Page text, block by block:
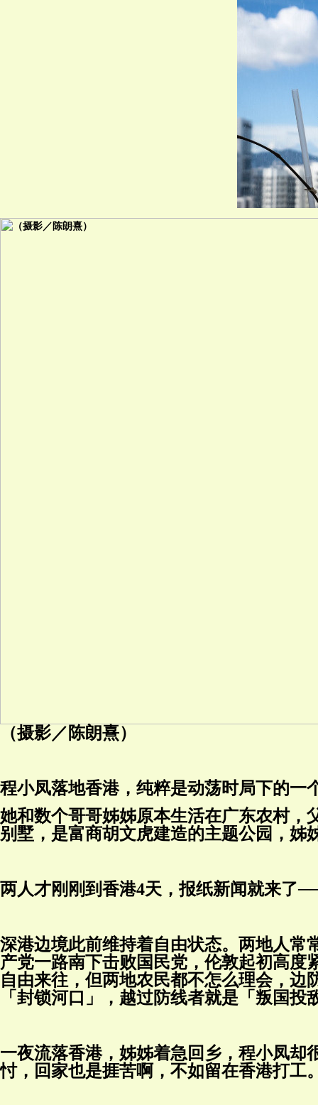
（摄影／陈朗熹）
程小凤落地香港，纯粹是动荡时局下的一
她和数个哥哥姊姊原本生活在广东农村，
别墅，是富商胡文虎建造的主题公园，姊
两人才刚刚到香港4天，报纸新闻就来了
深港边境此前维持着自由状态。两地人常
产党一路南下击败国民党，伦敦起初高
自由来往，但两地农民都不怎么理会，边
「封锁河口」，越过防线者就是「叛国投
一夜流落香港，姊姊着急回乡，程小凤却
忖，回家也是捱苦啊，不如留在香港打工